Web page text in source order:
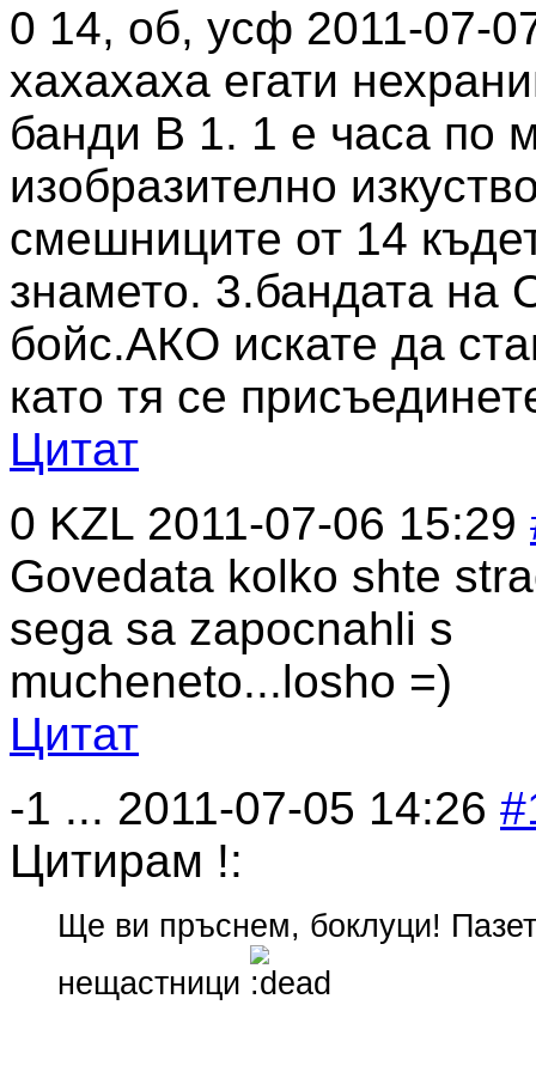
0 14, об, усф 2011-07-
xaxaxaxa егати
банди В 1. 1 е часа по
изобразително
смешниците от 14
знамето. 3.бандата
бойс.АКО искате да
като тя се
Цитат
0 KZL 2011-07-06 15:29
Govedata kolko shte
sega sa zapocnahli s
mucheneto...losho =)
Цитат
-1 ... 2011-07-05 14:26
Цитирам !:
Ще ви пръснем, боклуци!
нещастници